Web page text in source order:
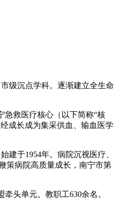
级沉点学科。逐渐建立全生命
救医疗核心（以下简称“核
成长成为集采供血、输血医学
于1954年。病院沉视医疗、
策病院高质量成长，南宁市第
头单元。教职工630余名。